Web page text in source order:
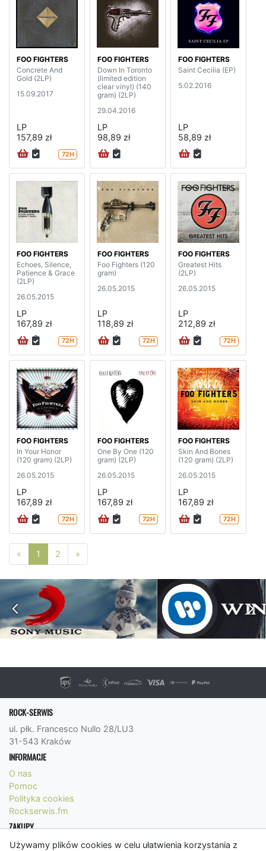
Używamy plików cookies w celu ułatwienia korzystania z
FOO FIGHTERS
Concrete And
Gold (2LP)
15.09.2017
LP
157,89 zł
72H
FOO FIGHTERS
Down In Toronto
(limited edition
clear vinyl) (140
gram) (2LP)
29.04.2016
LP
98,89 zł
FOO FIGHTERS
Saint Cecilia (EP)
5.02.2016
LP
58,89 zł
FOO FIGHTERS
Echoes, Silence,
Patience & Grace
(2LP)
26.05.2015
LP
167,89 zł
72H
FOO FIGHTERS
Foo Fighters (120
gram)
26.05.2015
LP
118,89 zł
72H
FOO FIGHTERS
Greatest Hits
(2LP)
26.05.2015
LP
212,89 zł
72H
FOO FIGHTERS
In Your Honor
(120 gram) (2LP)
26.05.2015
LP
167,89 zł
72H
FOO FIGHTERS
One By One (120
gram) (2LP)
26.05.2015
LP
167,89 zł
72H
FOO FIGHTERS
Skin And Bones
(120 gram) (2LP)
26.05.2015
LP
167,89 zł
72H
« Poprzednia strona
1 2 »
ROCK-SERWIS
ul. płk. Francesco Nullo 28/LU3
31-543 Kraków
INFORMACJE
O nas
Pomoc
Polityka cookies
Rockserwis.fm
ZAKUPY
Formy płatności